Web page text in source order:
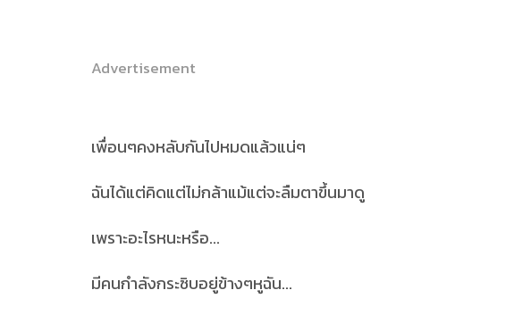
Advertisement
เพื่อนๆคงหลับกันไปหมดแล้วแน่ๆ
ฉันได้แต่คิดแต่ไม่กล้าแม้แต่จะลืมตาขึ้นมาดู
เพราะอะไรหนะหรือ...
มีคนกำลังกระซิบอยู่ข้างๆหูฉัน...